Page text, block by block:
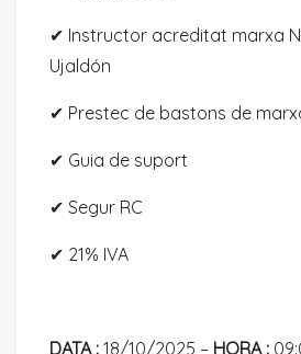
✔︎ Instructor acreditat marxa
Ujaldón
✔︎ Prestec de bastons de
✔︎ Guia de suport
✔︎ Segur RC
✔︎ 21% IVA
DATA : 18/10/2025 – HORA :